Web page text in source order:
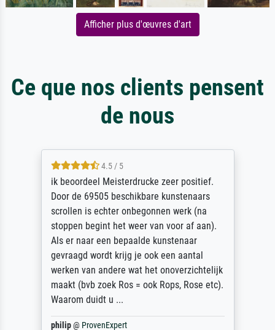
Afficher plus d'œuvres d'art
Ce que nos clients pensent
de nous
4.5 / 5
ik beoordeel Meisterdrucke zeer positief.
Door de 69505 beschikbare kunstenaars
scrollen is echter onbegonnen werk (na
stoppen begint het weer van voor af aan).
Als er naar een bepaalde kunstenaar
gevraagd wordt krijg je ook een aantal
werken van andere wat het onoverzichtelijk
maakt (bvb zoek Ros = ook Rops, Rose etc).
Waarom duidt u ...
philip@ ProvenExpert